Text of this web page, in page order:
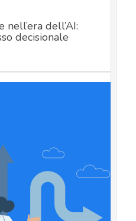
dell’AI:
decisionale